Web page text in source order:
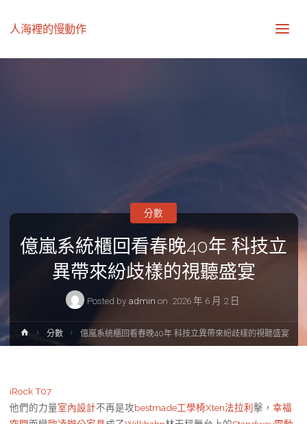
人海裡的慢動作
億嵐系統櫃回看春晚40年 科技立
異帶來紛歧樣的視聽盛宴
Posted by admin on 2026 年 6 月 2 日
分數
Home分數 億嵐系統櫃回看春晚40年 科技立異帶來紛歧樣的視聽盛宴
iRock T07
他們的力量室內設計不再是攻bestmade工學椅Xten法拉利 擊， 幸福